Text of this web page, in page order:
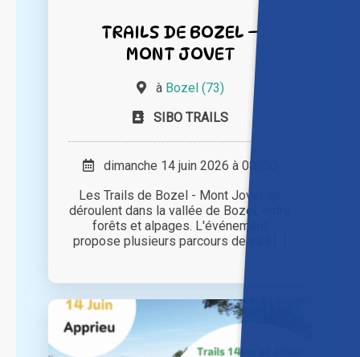
TRAILS DE BOZEL –
MONT JOVET
à Bozel (73)
SIBO TRAILS
dimanche 14 juin 2026 à 08h00
Les Trails de Bozel - Mont Jovet se
déroulent dans la vallée de Bozel, entre
forêts et alpages. L'événement
propose plusieurs parcours de trail [...]